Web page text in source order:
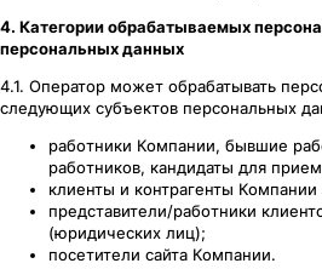
4. Категории обрабатываемых
персональных данных
4.1. Оператор может обрабатывать
следующих субъектов персональных
работники Компании, бывшие
работников, кандидаты для
клиенты и контрагенты
представители/работники
(юридических лиц);
посетители сайта Компании.